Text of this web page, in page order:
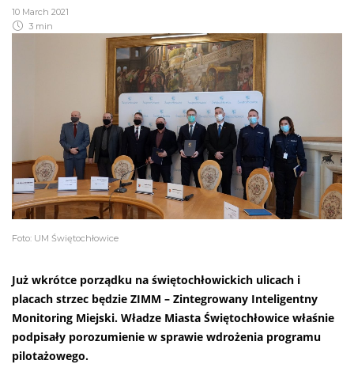
10 March 2021
3 min
Foto: UM Świętochłowice
Już wkrótce porządku na świętochłowickich ulicach i
placach strzec będzie ZIMM – Zintegrowany Inteligentny
Monitoring Miejski. Władze Miasta Świętochłowice właśnie
podpisały porozumienie w sprawie wdrożenia programu
pilotażowego.